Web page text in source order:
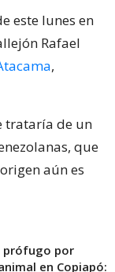
este lunes en
Rafael
,
trataría de un
que
aún es
prófugo por
en Copiapó: